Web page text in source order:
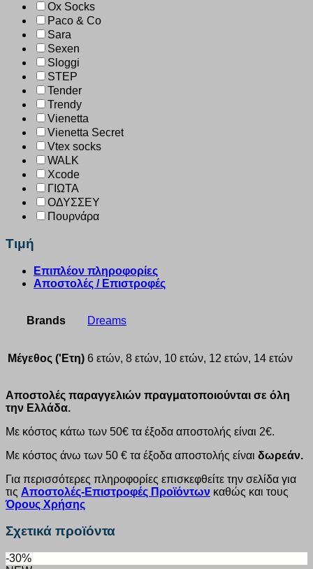
Ox Socks
Paco & Co
Sara
Sexen
Sloggi
STEP
Tender
Trendy
Vienetta
Vienetta Secret
Vtex socks
WALK
Xcode
ΓΙΩΤΑ
ΟΔΥΣΣΕΥ
Πουρνάρα
Τιμή
Επιπλέον πληροφορίες
Αποστολές / Επιστροφές
Brands Dreams
Μέγεθος ('Ετη) 6 ετών, 8 ετών, 10 ετών, 12 ετών, 14 ετών
Αποστολές παραγγελιών πραγματοποιούνται σε όλη
την Ελλάδα.
Με κόστος κάτω των 50€ τα έξοδα αποστολής είναι 2€.
Με κόστος άνω των 50 € τα έξοδα αποστολής είναι δωρεάν.
Για περισσότερες πληροφορίες επισκεφθείτε την σελίδα για
τις Αποστολές-Επιστροφές Προϊόντων καθώς και τους
Όρους Χρήσης
Σχετικά προϊόντα
-30%